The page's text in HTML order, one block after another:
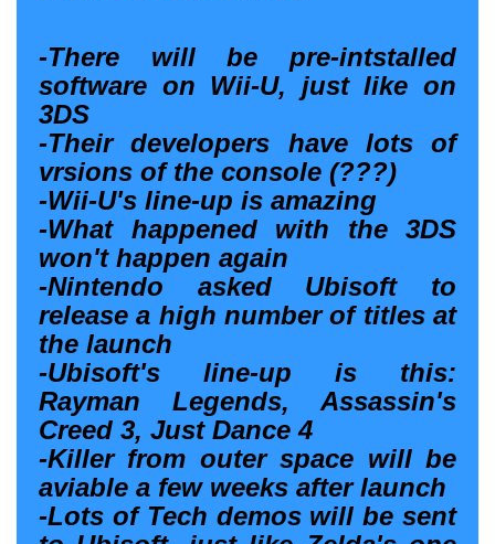
-There will be pre-intstalled
software on Wii-U, just like on
3DS
-Their developers have lots of
vrsions of the console (???)
-Wii-U's line-up is amazing
-What happened with the 3DS
won't happen again
-Nintendo asked Ubisoft to
release a high number of titles at
the launch
-Ubisoft's line-up is this:
Rayman Legends, Assassin's
Creed 3, Just Dance 4
-Killer from outer space will be
aviable a few weeks after launch
-Lots of Tech demos will be sent